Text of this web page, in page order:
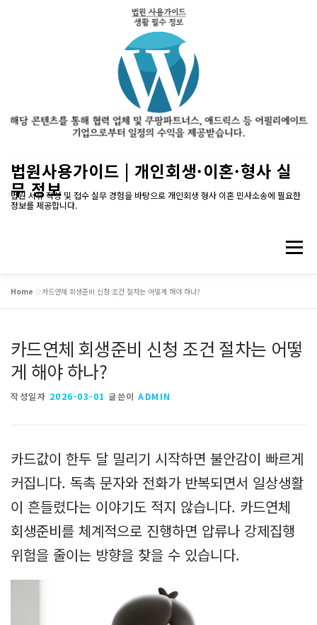
법원사용가이드 | 개인회생·이혼·형사 실
무 정보
법원 서류 작성 및 접수 실무 경험을 바탕으로 개인회생 형사 이혼 민사소송에 필요한
정보를 제공합니다.
메뉴
Home »카드연체 회생준비 신청 조건 절차는 어떻게 해야 하나?
카드연체 회생준비 신청 조건 절차는 어떻
게 해야 하나?
작성일자 2026-03-01 글쓴이 ADMIN
카드값이 한두 달 밀리기 시작하면 불안감이 빠르게
커집니다. 독촉 문자와 전화가 반복되면서 일상생활
이 흔들렸다는 이야기도 적지 않습니다. 카드연체
회생준비를 체계적으로 진행하면 압류나 강제집행
위험을 줄이는 방향을 찾을 수 있습니다.